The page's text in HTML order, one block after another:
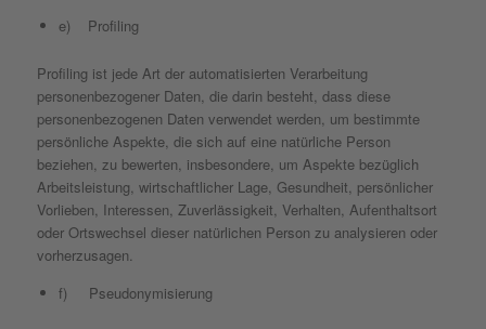
e) Profiling
Profiling ist jede Art der automatisierten Verarbeitung
personenbezogener Daten, die darin besteht, dass diese
personenbezogenen Daten verwendet werden, um bestimmte
persönliche Aspekte, die sich auf eine natürliche Person
beziehen, zu bewerten, insbesondere, um Aspekte bezüglich
Arbeitsleistung, wirtschaftlicher Lage, Gesundheit, persönlicher
Vorlieben, Interessen, Zuverlässigkeit, Verhalten, Aufenthaltsort
oder Ortswechsel dieser natürlichen Person zu analysieren oder
vorherzusagen.
f) Pseudonymisierung